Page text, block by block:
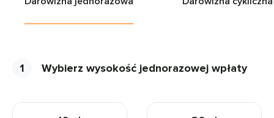
1 Wybierz wysokość jednorazowej wpłaty